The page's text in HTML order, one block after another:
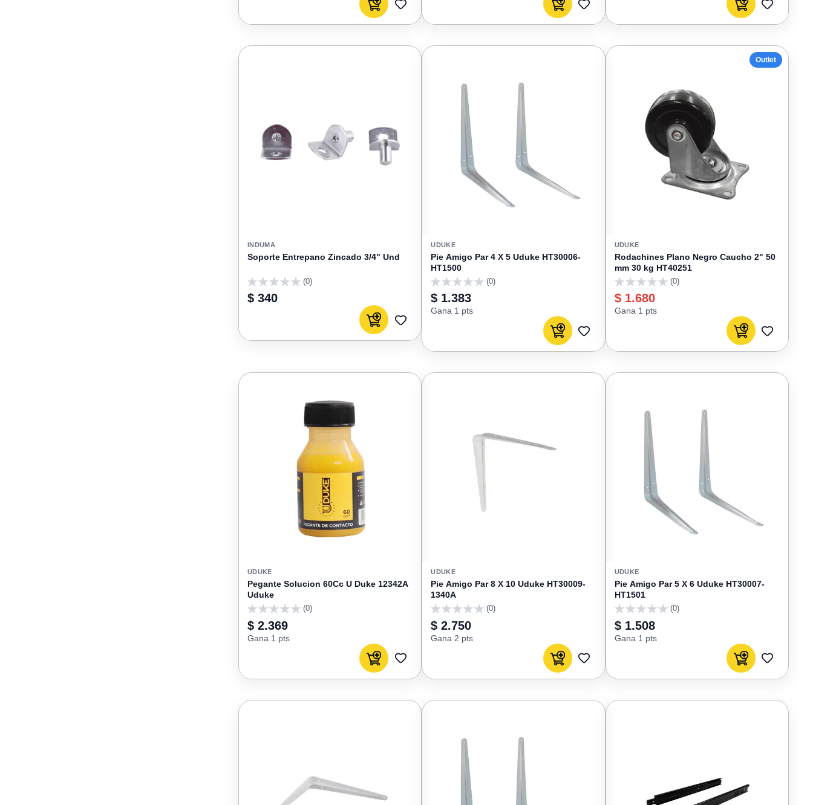
Agregar al carrito
AGREGAR
FAVORITOS
Agregar al carrito
AGREGAR
FAVORITOS
Agregar al carrito
AGREGAR
INDUMA
Soporte Entrepano Zincado 3/4" Und
0
(0)
$ 340
Agregar al carrito
AGREGAR
FAVORITOS
UDUKE
Pie Amigo Par 4 X 5 Uduke HT30006-
HT1500
0
(0)
$ 1.383
Gana 1 pts
Agregar al carrito
AGREGAR
FAVORITOS
Outlet
UDUKE
Rodachines Plano Negro Caucho 2" 50
mm 30 kg HT40251
0
(0)
$ 1.680
Gana 1 pts
Agregar al carrito
AGREGAR
UDUKE
Pegante Solucion 60Cc U Duke 12342A
Uduke
(0)
$ 2.369
Gana 1 pts
Agregar al carrito
AGREGAR
FAVORITOS
UDUKE
Pie Amigo Par 8 X 10 Uduke HT30009-
1340A
(0)
$ 2.750
Gana 2 pts
Agregar al carrito
AGREGAR
FAVORITOS
UDUKE
Pie Amigo Par 5 X 6 Uduke HT30007-
HT1501
(0)
$ 1.508
Gana 1 pts
Agregar al carrito
AGREGAR